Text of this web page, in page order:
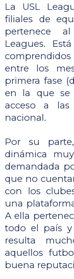
La USL
filiales de
pertenece
Leagues.
entre los
primera fase
en la que se
acceso a
nacional.
Por su
dinámica
demandada
que no
con los
una
A ella
todo el país
resulta
aquellos
buena